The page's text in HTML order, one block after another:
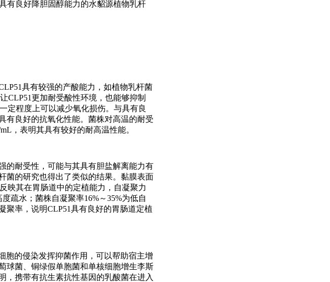
有良好降胆固醇能力的水貂源植物乳杆
具有较强的产酸能力，如植物乳杆菌
CLP51更加耐受酸性环境，也能够抑制
定程度上可以减少氧化损伤。与具有良
有良好的抗氧化性能。菌株对高温的耐受
，表明其具有较好的耐高温性能。
的耐受性，可能与其具有胆盐解离能力有
菌的研究也得出了类似的结果。黏膜表面
映其在胃肠道中的定植能力，自凝聚力
疏水；菌株自凝聚率16%～35%为低自
聚率，说明CLP51具有良好的胃肠道定植
胞的侵染发挥抑菌作用，可以帮助宿主增
球菌、铜绿假单胞菌和单核细胞增生李斯
，携带有抗生素抗性基因的乳酸菌在进入